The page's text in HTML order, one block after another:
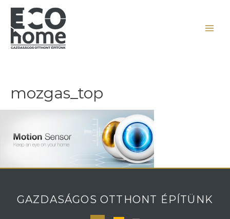
mozgas_top
GAZDASÁGOS OTTHONT ÉPÍTÜNK